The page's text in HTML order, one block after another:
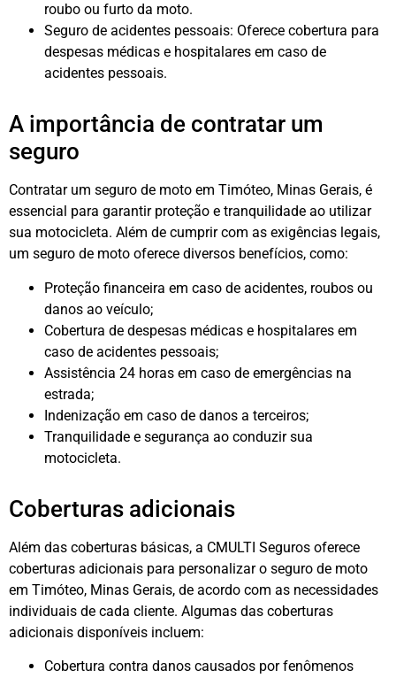
roubo ou furto da moto.
Seguro de acidentes pessoais: Oferece cobertura para
despesas médicas e hospitalares em caso de
acidentes pessoais.
A importância de contratar um
seguro
Contratar um seguro de moto em Timóteo, Minas Gerais, é
essencial para garantir proteção e tranquilidade ao utilizar
sua motocicleta. Além de cumprir com as exigências legais,
um seguro de moto oferece diversos benefícios, como:
Proteção financeira em caso de acidentes, roubos ou
danos ao veículo;
Cobertura de despesas médicas e hospitalares em
caso de acidentes pessoais;
Assistência 24 horas em caso de emergências na
estrada;
Indenização em caso de danos a terceiros;
Tranquilidade e segurança ao conduzir sua
motocicleta.
Coberturas adicionais
Além das coberturas básicas, a CMULTI Seguros oferece
coberturas adicionais para personalizar o seguro de moto
em Timóteo, Minas Gerais, de acordo com as necessidades
individuais de cada cliente. Algumas das coberturas
adicionais disponíveis incluem:
Cobertura contra danos causados por fenômenos